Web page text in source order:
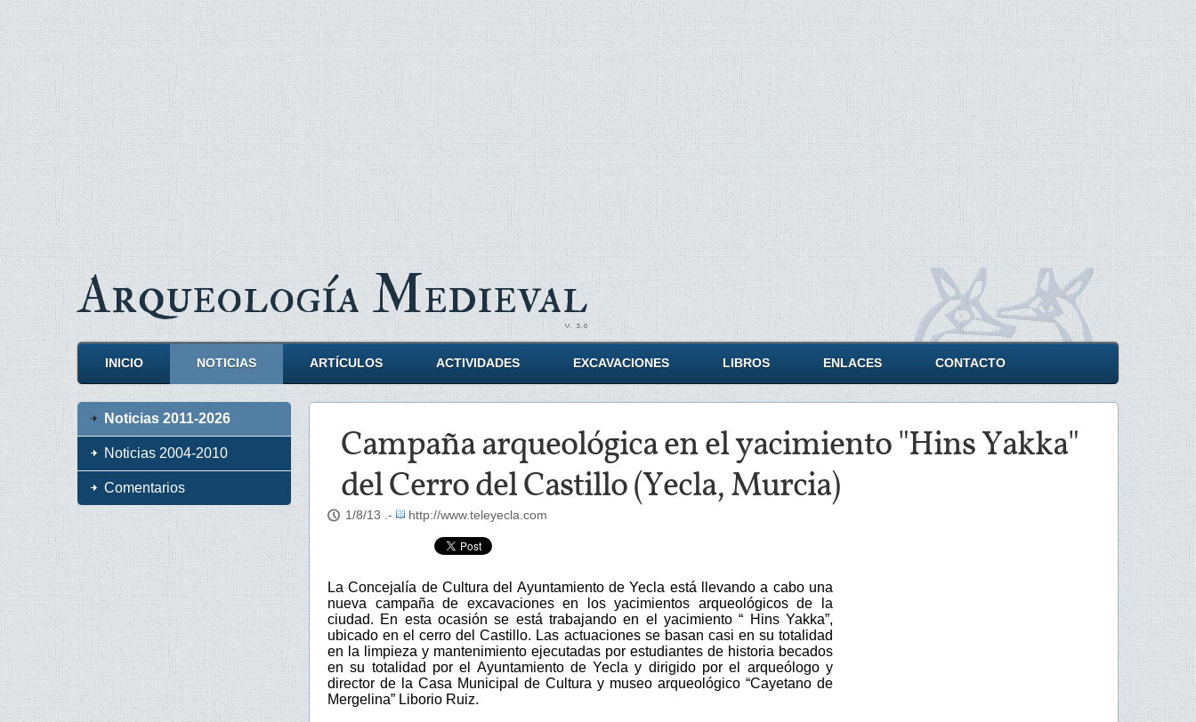
ArqueologíaMedieval
INICIO NOTICIAS ARTÍCULOS ACTIVIDADES EXCAVACIONES LIBROS ENLACES CONTACTO
Campaña arqueológica en el yacimiento "Hins Yakka"
del Cerro del Castillo (Yecla, Murcia)
1/8/13 .- http://www.teleyecla.com
La Concejalía de Cultura del Ayuntamiento de Yecla está llevando a cabo una
nueva campaña de excavaciones en los yacimientos arqueológicos de la
ciudad. En esta ocasión se está trabajando en el yacimiento “ Hins Yakka”,
ubicado en el cerro del Castillo. Las actuaciones se basan casi en su totalidad
en la limpieza y mantenimiento ejecutadas por estudiantes de historia becados
en su totalidad por el Ayuntamiento de Yecla y dirigido por el arqueólogo y
director de la Casa Municipal de Cultura y museo arqueológico “Cayetano de
Mergelina” Liborio Ruiz.
Noticias 2011-2026
Noticias 2004-2010
Comentarios